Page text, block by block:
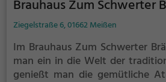
Brauhaus Zum Schwerter
Ziegelstraße 6, 01662 Meißen
Im Brauhaus Zum Schwerter
man ein in die Welt der
genießt man die gemütliche